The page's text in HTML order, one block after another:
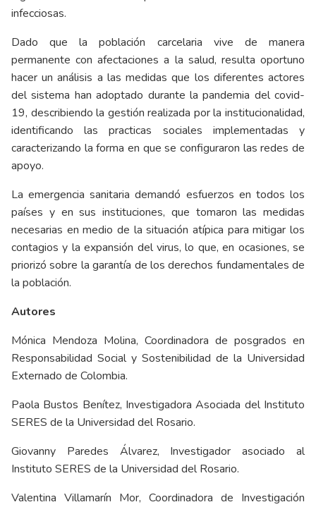
infecciosas.
Dado que la población carcelaria vive de manera
permanente con afectaciones a la salud, resulta oportuno
hacer un análisis a las medidas que los diferentes actores
del sistema han adoptado durante la pandemia del covid-
19, describiendo la gestión realizada por la institucionalidad,
identificando las practicas sociales implementadas y
caracterizando la forma en que se configuraron las redes de
apoyo.
La emergencia sanitaria demandó esfuerzos en todos los
países y en sus instituciones, que tomaron las medidas
necesarias en medio de la situación atípica para mitigar los
contagios y la expansión del virus, lo que, en ocasiones, se
priorizó sobre la garantía de los derechos fundamentales de
la población.
Autores
Mónica Mendoza Molina, Coordinadora de posgrados en
Responsabilidad Social y Sostenibilidad de la Universidad
Externado de Colombia.
Paola Bustos Benítez, Investigadora Asociada del Instituto
SERES de la Universidad del Rosario.
Giovanny Paredes Álvarez, Investigador asociado al
Instituto SERES de la Universidad del Rosario.
Valentina Villamarín Mor, Coordinadora de Investigación